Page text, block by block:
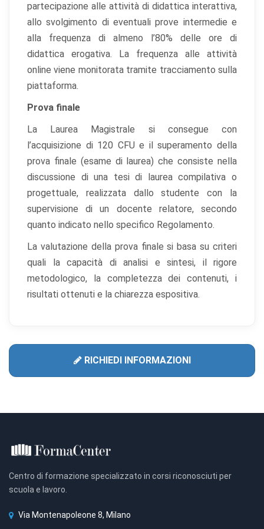
partecipazione alle attività di didattica interattiva,
allo svolgimento di eventuali prove intermedie e
alla frequenza di almeno l’80% delle ore di
didattica erogativa. La frequenza alle attività
online viene monitorata tramite tracciamento sulla
piattaforma.
Prova finale
La Laurea Magistrale si consegue con
l’acquisizione di 120 CFU e il superamento della
prova finale (esame di laurea) che consiste nella
discussione di una tesi di laurea compilativa o
progettuale, realizzata dallo studente con la
supervisione di un docente relatore, secondo
quanto indicato nello specifico Regolamento.
La valutazione della prova finale si basa su criteri
quali la capacità di analisi e sintesi, il rigore
metodologico, la completezza dei contenuti, i
risultati ottenuti e la chiarezza espositiva.
RICHIEDI INFORMAZIONI
Centro di formazione specializzato in corsi riconosciuti per
scuola e lavoro.
Via Montenapoleone 8, Milano